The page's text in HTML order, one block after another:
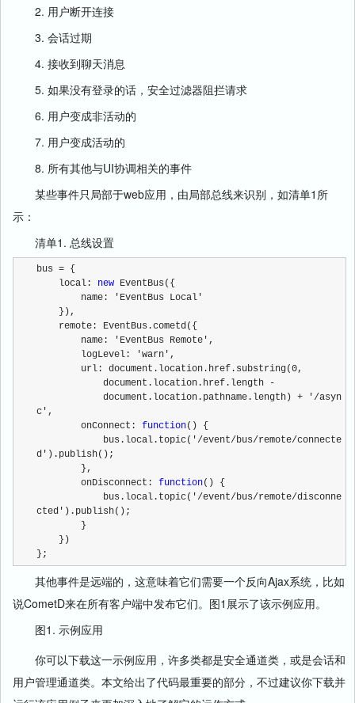
2. 用户断开连接
3. 会话过期
4. 接收到聊天消息
5. 如果没有登录的话，安全过滤器阻拦请求
6. 用户变成非活动的
7. 用户变成活动的
8. 所有其他与UI协调相关的事件
某些事件只局部于web应用，由局部总线来识别，如清单1所
示：
清单1. 总线设置
bus = {
    local:
new EventBus({
        name: 'EventBus Local'
    }),
    remote: EventBus.cometd({
        name: 'EventBus Remote',
        logLevel: 'warn',
        url: document.location.href.substring(0,
            document.location.href.length -
c',
        onConnect:
function() {
d').publish();
        },
        onDisconnect:
function() {
cted').publish();
        }
    })
};
其他事件是远端的，这意味着它们需要一个反向Ajax系统，比如
说CometD来在所有客户端中发布它们。图1展示了该示例应用。
图1. 示例应用
你可以下载这一示例应用，许多类都是安全通道类，或是会话和
用户管理通道类。本文给出了代码最重要的部分，不过建议你下载并